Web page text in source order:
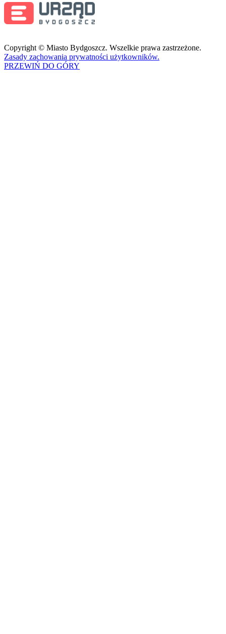
Copyright © Miasto Bydgoszcz. Wszelkie prawa zastrzeżone.
Zasady zachowania prywatności użytkowników.
PRZEWIŃ DO GÓRY